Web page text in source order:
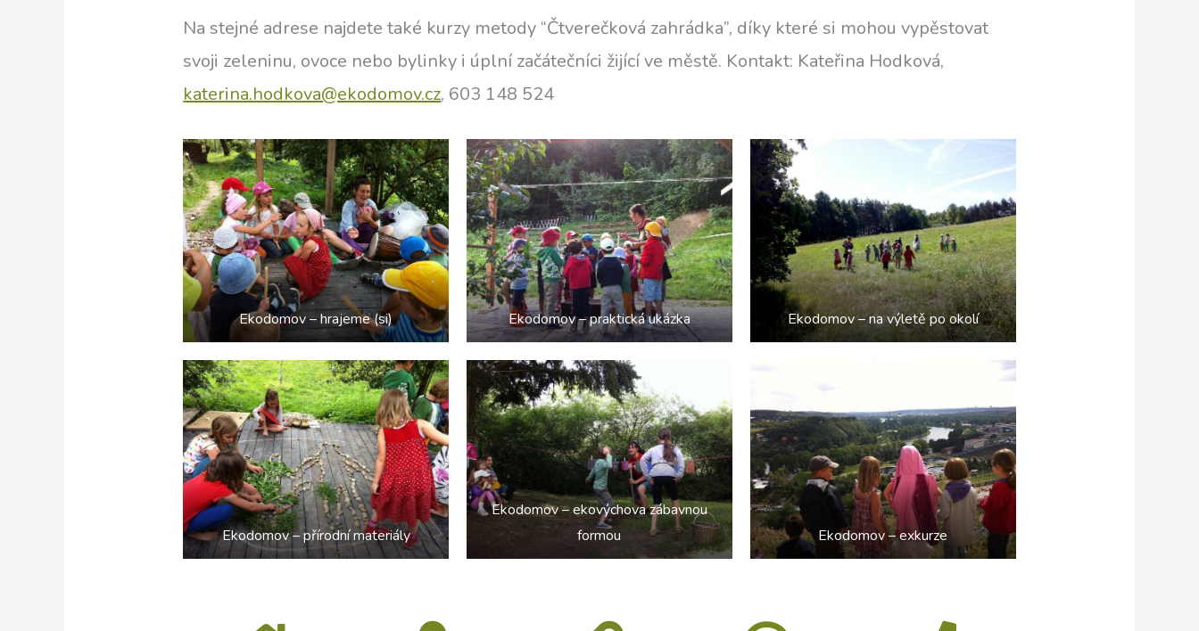
Na stejné adrese najdete také kurzy metody “Čtverečková zahrádka”, díky které si mohou vypěstovat
svoji zeleninu, ovoce nebo bylinky i úplní začátečníci žijící ve městě. Kontakt: Kateřina Hodková,
katerina.hodkova@ekodomov.cz, 603 148 524
Ekodomov – hrajeme (si) Ekodomov – praktická ukázka Ekodomov – na výletě po okolí
Ekodomov – přírodní materiály
Ekodomov – ekovýchova zábavnou
formou
Ekodomov – exkurze